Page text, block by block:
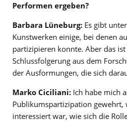
Performen ergeben?
Barbara Lüneburg: Es gibt
Kunstwerken einige, bei denen
partizipieren konnte. Aber das
Schlussfolgerung aus dem
der Ausformungen, die sich
Marko Ciciliani: Ich habe mich
Publikumspartizipation gewehrt,
interessiert war, wie sich die